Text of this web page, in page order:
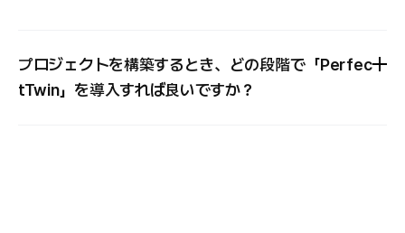
プロジェクトを構築するとき、どの段階で「Perfec
tTwin」を導入すれば良いですか？